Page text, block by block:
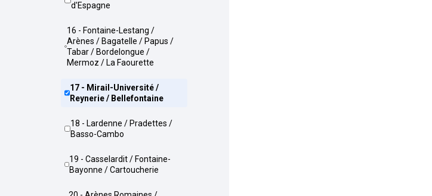
d'Espagne
16 - Fontaine-Lestang /
Arènes / Bagatelle / Papus /
Tabar / Bordelongue /
Mermoz / La Faourette
17 - Mirail-Université /
Reynerie / Bellefontaine
18 - Lardenne / Pradettes /
Basso-Cambo
19 - Casselardit / Fontaine-
Bayonne / Cartoucherie